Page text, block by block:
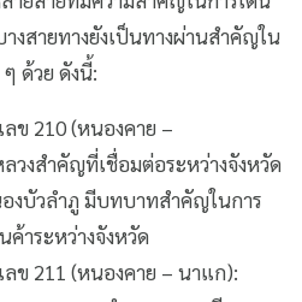
งสายทางยังเป็นทางผ่านสำคัญใน
ด้วย ดังนี้:
ข 210 (หนองคาย –
วงสำคัญที่เชื่อมต่อระหว่างจังหวัด
งบัวลำภู มีบทบาทสำคัญในการ
าระหว่างจังหวัด
ข 211 (หนองคาย – นาแก):